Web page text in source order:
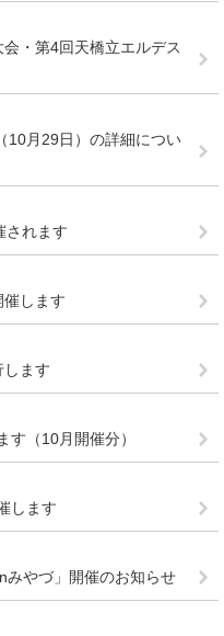
・第4回天橋立エルデス
10月29日）の詳細につい
されます
します
ます
す（10月開催分）
します
みやづ」開催のお知らせ